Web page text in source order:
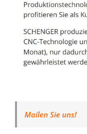
Mailen Sie uns!